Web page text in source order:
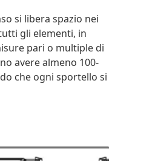
si libera spazio nei
gli elementi, in
pari o multiple di
avere almeno 100-
che ogni sportello si